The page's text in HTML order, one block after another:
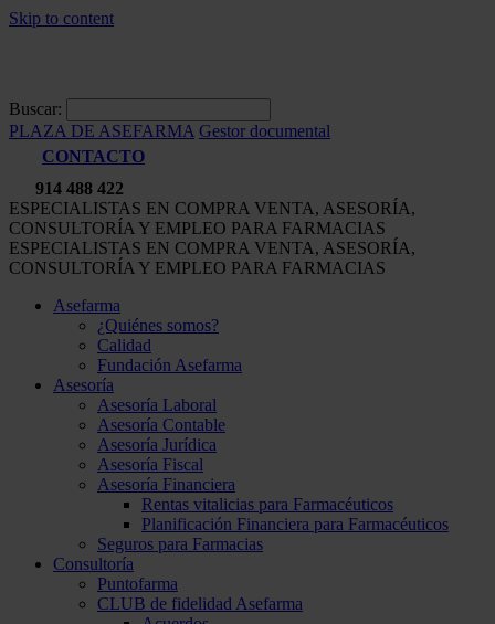
Skip to content
Buscar:
PLAZA DE ASEFARMA Gestor documental
CONTACTO
914 488 422
ESPECIALISTAS EN COMPRA VENTA, ASESORÍA,
CONSULTORÍA Y EMPLEO PARA FARMACIAS
ESPECIALISTAS EN COMPRA VENTA, ASESORÍA,
CONSULTORÍA Y EMPLEO PARA FARMACIAS
Asefarma
¿Quiénes somos?
Calidad
Fundación Asefarma
Asesoría
Asesoría Laboral
Asesoría Contable
Asesoría Jurídica
Asesoría Fiscal
Asesoría Financiera
Rentas vitalicias para Farmacéuticos
Planificación Financiera para Farmacéuticos
Seguros para Farmacias
Consultoría
Puntofarma
CLUB de fidelidad Asefarma